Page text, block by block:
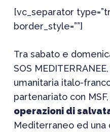
[vc_separator
border_style=””]
Tra sabato e
SOS
umanitaria italo-
partenariato con
operazioni di
Mediterraneo ed una